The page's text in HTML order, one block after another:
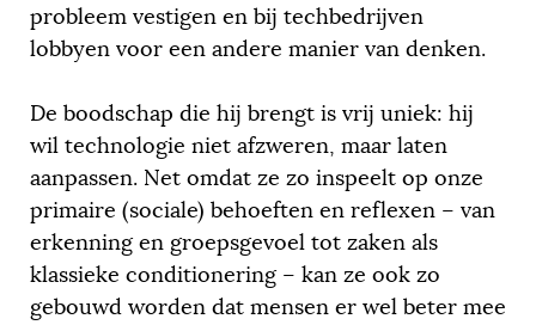
probleem vestigen en bij techbedrijven
lobbyen voor een andere manier van denken.
De boodschap die hij brengt is vrij uniek: hij
wil technologie niet afzweren, maar laten
aanpassen. Net omdat ze zo inspeelt op onze
primaire (sociale) behoeften en reflexen – van
erkenning en groepsgevoel tot zaken als
klassieke conditionering – kan ze ook zo
gebouwd worden dat mensen er wel beter mee